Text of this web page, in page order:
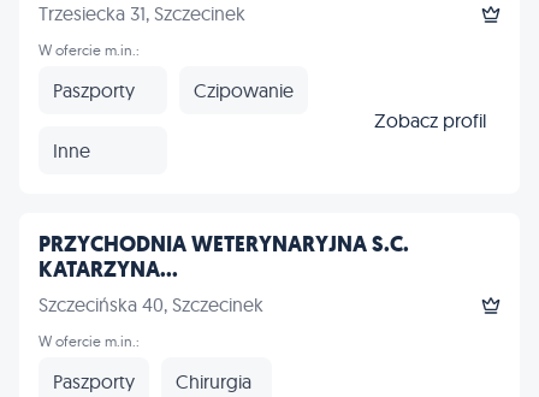
Trzesiecka 31, Szczecinek
W ofercie m.in.:
Paszporty Czipowanie
Inne
Zobacz profil
PRZYCHODNIA WETERYNARYJNA S.C.
KATARZYNA...
Szczecińska 40, Szczecinek
W ofercie m.in.:
Paszporty Chirurgia